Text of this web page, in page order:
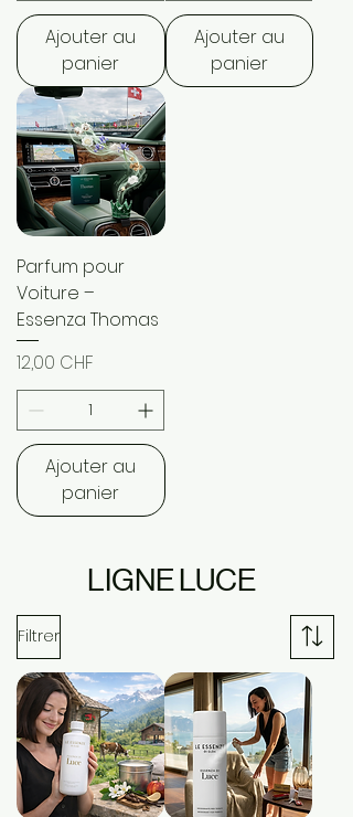
Ajouter au
panier
Ajouter au
panier
Parfum pour
Voiture –
Essenza Thomas
Prix
12,00 CHF
Ajouter au
panier
LIGNE LUCE
Filtrer